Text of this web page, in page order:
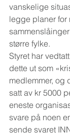
vanskelige
legge planer
større fylke.
Styret har
dette ut som
medlemmer, og
satt av kr 5000
eneste
svare på noen
sende svaret